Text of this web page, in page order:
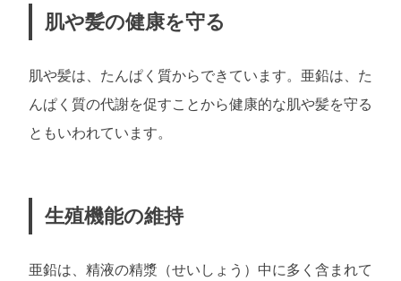
肌や髪の健康を守る
肌や髪は、たんぱく質からできています。亜鉛は、た
んぱく質の代謝を促すことから健康的な肌や髪を守る
ともいわれています。
生殖機能の維持
亜鉛は、精液の精漿（せいしょう）中に多く含まれて